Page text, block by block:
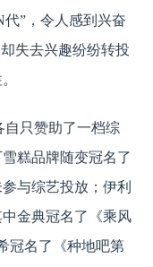
”，令人感到兴奋
失去兴趣纷纷转投
自只赞助了一档综
糕品牌随变冠名了
与综艺投放；伊利
金典冠名了《乘风
冠名了《种地吧第